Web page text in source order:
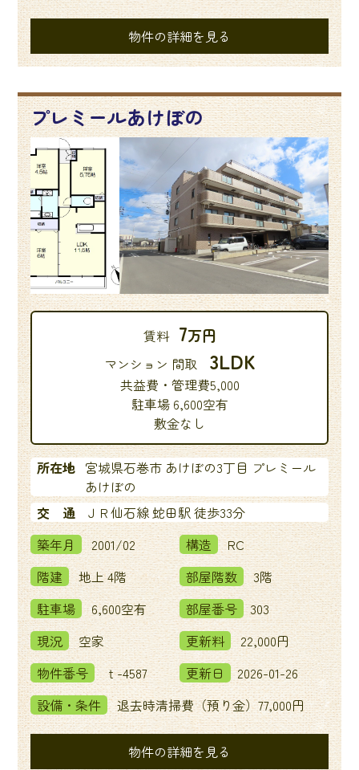
物件の詳細を見る
プレミールあけぼの
賃料 7万円
マンション 間取 3LDK
共益費・管理費5,000
駐車場 6,600空有
敷金なし
所在地 宮城県石巻市 あけぼの3丁目 プレミール
あけぼの
交 通
ＪＲ仙石線 蛇田駅 徒歩33分
築年月
2001/02 構造
RC
階建
地上 4階 部屋階数
3階
駐車場
6,600空有 部屋番号
303
現況
空家 更新料
22,000円
物件番号
ｔ-4587 更新日
2026-01-26
設備・条件
退去時清掃費（預り金）77,000円
物件の詳細を見る